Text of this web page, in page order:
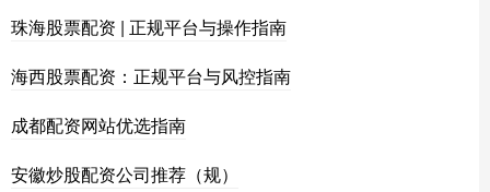
珠海股票配资 | 正规平台与操作指南
海西股票配资：正规平台与风控指南
成都配资网站优选指南
安徽炒股配资公司推荐（规）